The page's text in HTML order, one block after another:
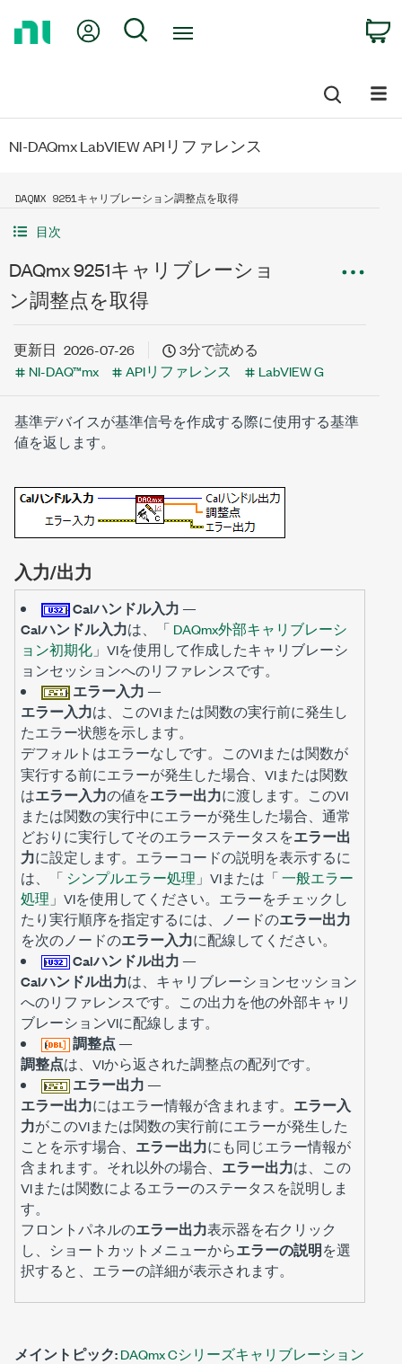
My Account
Search
NI-DAQmx LabVIEW APIリファレンス
DAQMX 9251キャリブレーション調整点を取得
目次
DAQmx 9251キャリブレーショ
ン調整点を取得
更新日 2026-07-26
3分で読める
NI-DAQ™mx
APIリファレンス LabVIEW G
基準デバイスが基準信号を作成する際に使用する基準
値を返します。
入力/出力
Calハンドル入力 —
Calハンドル入力は、「 DAQmx外部キャリブレーシ
ョン初期化 」VIを使用して作成したキャリブレーシ
ョンセッションへのリファレンスです。
エラー入力 —
エラー入力は、このVIまたは関数の実行前に発生し
たエラー状態を示します。
デフォルトはエラーなしです。このVIまたは関数が
実行する前にエラーが発生した場合、VIまたは関数
はエラー入力の値をエラー出力に渡します。このVI
または関数の実行中にエラーが発生した場合、通常
どおりに実行してそのエラーステータスをエラー出
力に設定します。エラーコードの説明を表示するに
は、「 シンプルエラー処理 」VIまたは「一般エラー
処理 」VIを使用してください。エラーをチェックし
たり実行順序を指定するには、ノードのエラー出力
を次のノードのエラー入力に配線してください。
Calハンドル出力 —
Calハンドル出力は、キャリブレーションセッション
へのリファレンスです。この出力を他の外部キャリ
ブレーションVIに配線します。
調整点 —
調整点は、VIから返された調整点の配列です。
エラー出力 —
エラー出力にはエラー情報が含まれます。 エラー入
力がこのVIまたは関数の実行前にエラーが発生した
ことを示す場合、 エラー出力にも同じエラー情報が
含まれます。それ以外の場合、 エラー出力は、この
VIまたは関数によるエラーのステータスを説明しま
す。
フロントパネルのエラー出力表示器を右クリック
し、ショートカットメニューからエラーの説明を選
択すると、エラーの詳細が表示されます。
メイントピック:DAQmx Cシリーズキャリブレーション